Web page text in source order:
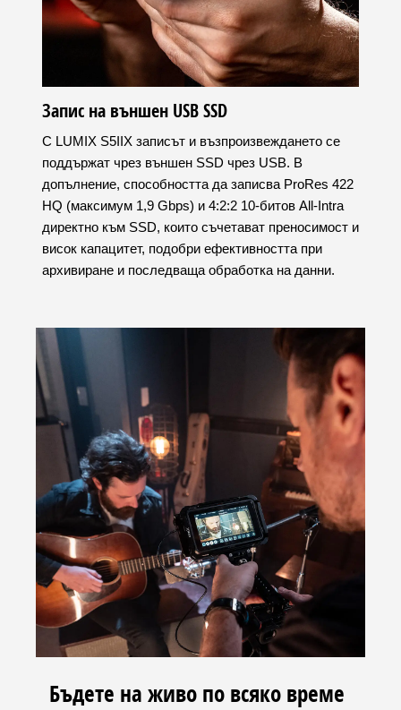
Запис на външен USB SSD
С LUMIX S5IIX записът и възпроизвеждането се
поддържат чрез външен SSD чрез USB. В
допълнение, способността да записва ProRes 422
HQ (максимум 1,9 Gbps) и 4:2:2 10-битов All-Intra
директно към SSD, които съчетават преносимост и
висок капацитет, подобри ефективността при
архивиране и последваща обработка на данни.
Бъдете на живо по всяко време